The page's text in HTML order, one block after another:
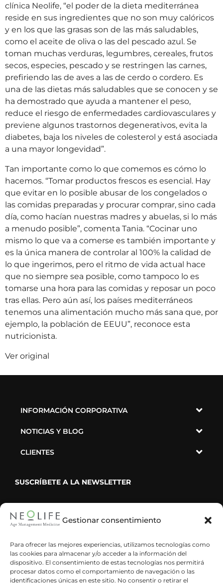
Gestionar consentimiento
Para ofrecer las mejores experiencias, utilizamos tecnologías como
las cookies para almacenar y/o acceder a la información del
dispositivo. El consentimiento de estas tecnologías nos permitirá
procesar datos como el comportamiento de navegación o las
identificaciones únicas en este sitio. No consentir o retirar el
clínica Neolife, “el poder de la dieta mediterránea
reside en sus ingredientes que no son muy calóricos
y en los que las grasas son de las más saludables,
como el aceite de oliva o las del pescado azul. Se
toman muchas verduras, legumbres, cereales, frutos
secos, especies, pescado y se restringen las carnes,
prefiriendo las de aves a las de cerdo o cordero. Es
una de las dietas más saludables que se conocen y se
ha demostrado que ayuda a mantener el peso,
reduce el riesgo de enfermedades cardiovasculares y
previene algunos trastornos degenerativos, evita la
diabetes, baja los niveles de colesterol y está asociada
a una mayor longevidad”.
Tan importante como lo que comemos es cómo lo
hacemos. “Tomar productos frescos es esencial. Hay
que evitar en lo posible abusar de los congelados o
las comidas preparadas y procurar comprar, sino cada
día, como hacían nuestras madres y abuelas, si lo más
a menudo posible”, comenta Tania. “Cocinar uno
mismo lo que va a comerse es también importante y
es la única manera de controlar al 100% la calidad de
lo que ingerimos, pero el ritmo de vida actual hace
que no siempre sea posible, como tampoco lo es
tomarse una hora para las comidas y reposar un poco
tras ellas. Pero aún así, los países mediterráneos
tenemos una alimentación mucho más sana que, por
ejemplo, la población de EEUU”, reconoce esta
nutricionista.
Ver original
INFORMACIÓN CORPORATIVA
NOTICIAS Y BLOG
CLIENTES
SUSCRÍBETE A LA NEWSLETTER